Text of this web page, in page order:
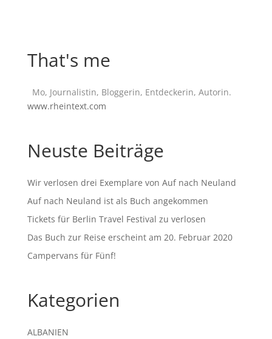
That's me
Mo, Journalistin, Bloggerin, Entdeckerin, Autorin.
www.rheintext.com
Neuste Beiträge
Wir verlosen drei Exemplare von Auf nach Neuland
Auf nach Neuland ist als Buch angekommen
Tickets für Berlin Travel Festival zu verlosen
Das Buch zur Reise erscheint am 20. Februar 2020
Campervans für Fünf!
Kategorien
ALBANIEN